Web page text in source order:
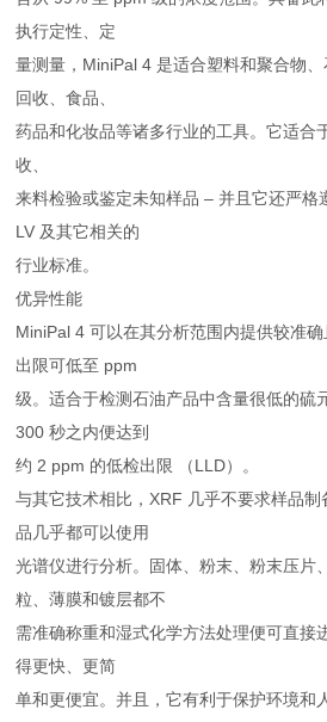
执行定性、定
量测量，MiniPal 4 是适合塑料和聚合物
回收、食品、
药品和化妆品等诸多行业的工具。它适合
收、
来料检验或鉴定未知样品 – 并且它还严格
LV 及其它相关的
行业标准。
优异性能
MiniPal 4 可以在其分析范围内提供较准
出限可低至 ppm
级。适合于检测石油产品中含量很低的硫
300 秒之内便达到
约 2 ppm 的低检出限 （LLD）。
与其它技术相比，XRF 几乎不要求样品
品几乎都可以使用
光谱仪进行分析。固体、粉末、粉末压片
粒、薄膜和镀层都不
需准确称重和湿式化学方法处理便可直接
得更快、更简
单和更便宜。并且，它有利于保护环境和